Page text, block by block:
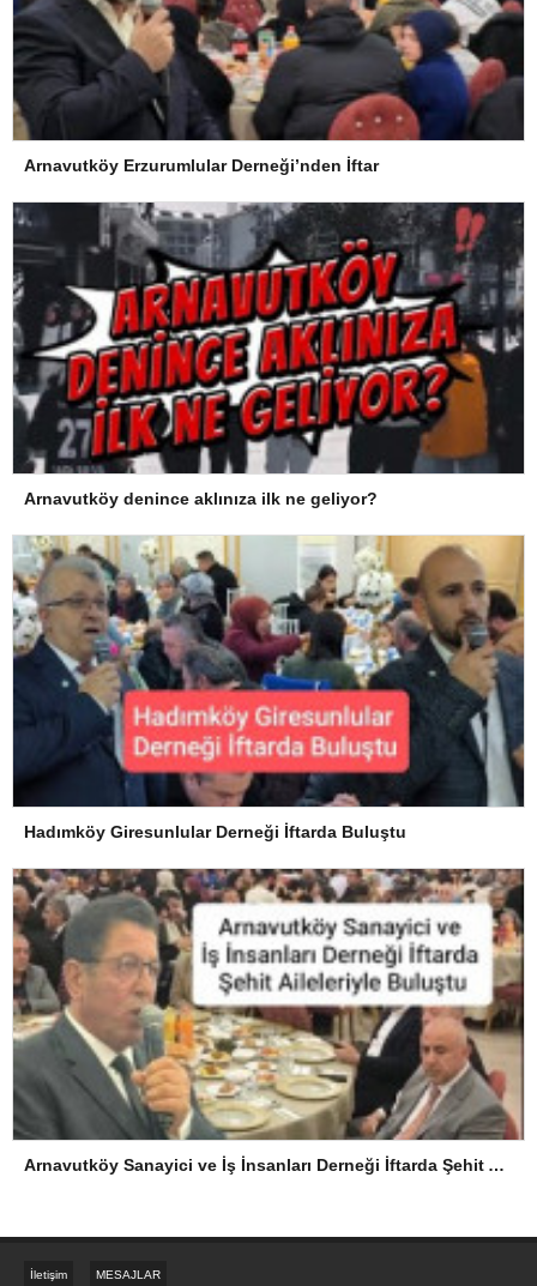
Arnavutköy Erzurumlular Derneği’nden İftar
Arnavutköy denince aklınıza ilk ne geliyor?
Hadımköy Giresunlular Derneği İftarda Buluştu
Arnavutköy Sanayici ve İş İnsanları Derneği İftarda Şehit Aileleriyle Buluştu
İletişim MESAJLAR